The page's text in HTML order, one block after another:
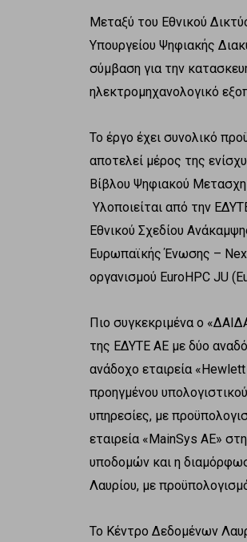
Μεταξύ του Εθνικού
Υπουργείου Ψηφιακής
σύμβαση για την
ηλεκτρομηχανολογικό
Το έργο έχει συνολικό
αποτελεί μέρος της
Βίβλου Ψηφιακού
Υλοποιείται από την
Εθνικού Σχεδίου
Ευρωπαϊκής Ένωσης –
οργανισμού EuroHPC JU
Πιο συγκεκριμένα ο
της ΕΔΥΤΕ ΑΕ με δύο
ανάδοχο εταιρεία
προηγμένου
υπηρεσίες, με
εταιρεία «ΜainSys ΑΕ»
υποδομών και η
Λαυρίου, με
Το Κέντρο Δεδομένων